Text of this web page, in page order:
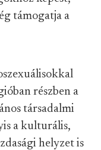
támogatja a
részben a
társadalmi
a kulturális,
helyzet is